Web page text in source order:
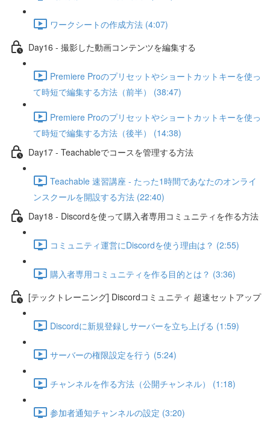
ワークシートの作成方法 (4:07)
Day16 - 撮影した動画コンテンツを編集する
Premiere Proのプリセットやショートカットキーを使っ
て時短で編集する方法（前半） (38:47)
Premiere Proのプリセットやショートカットキーを使っ
て時短で編集する方法（後半） (14:38)
Day17 - Teachableでコースを管理する方法
Teachable 速習講座 - たった1時間であなたのオンライ
ンスクールを開設する方法 (22:40)
Day18 - Discordを使って購入者専用コミュニティを作る方法
コミュニティ運営にDiscordを使う理由は？ (2:55)
購入者専用コミュニティを作る目的とは？ (3:36)
[テックトレーニング] Discordコミュニティ 超速セットアップ
Discordに新規登録しサーバーを立ち上げる (1:59)
サーバーの権限設定を行う (5:24)
チャンネルを作る方法（公開チャンネル） (1:18)
参加者通知チャンネルの設定 (3:20)